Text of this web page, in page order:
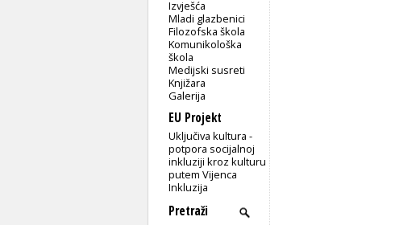
Izvješća
Mladi glazbenici
Filozofska škola
Komunikološka
škola
Medijski susreti
Knjižara
Galerija
EU Projekt
Uključiva kultura -
potpora socijalnoj
inkluziji kroz kulturu
putem Vijenca
Inkluzija